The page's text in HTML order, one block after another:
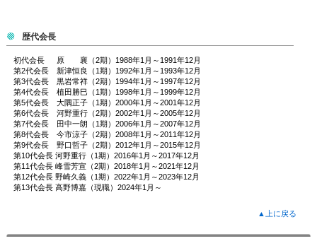
歴代会長
初代会長 原 襄（2期）1988年1月～1991年12月
第2代会長 新津恒良（1期）1992年1月～1993年12月
第3代会長 黒岩常祥（2期）1994年1月～1997年12月
第4代会長 植田勝巳（1期）1998年1月～1999年12月
第5代会長 大隅正子（1期）2000年1月～2001年12月
第6代会長 河野重行（2期）2002年1月～2005年12月
第7代会長 田中一朗（1期）2006年1月～2007年12月
第8代会長 今市涼子（2期）2008年1月～2011年12月
第9代会長 野口哲子（2期）2012年1月～2015年12月
第10代会長 河野重行（1期）2016年1月～2017年12月
第11代会長 峰雪芳宣（2期）2018年1月～2021年12月
第12代会長 野崎久義（1期）2022年1月～2023年12月
第13代会長 高野博嘉（現職）2024年1月～
▲上に戻る